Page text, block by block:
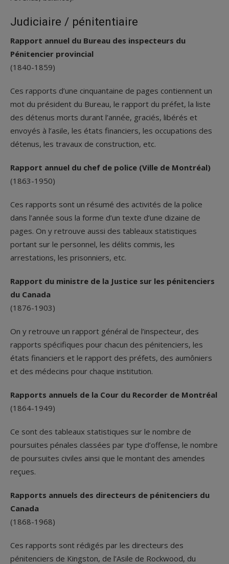
Judiciaire / pénitentiaire
Rapport annuel du Bureau des inspecteurs du
Pénitencier provincial
(1840-1859)
Ces rapports d’une cinquantaine de pages contiennent un
mot du président du Bureau, le rapport du préfet, la liste
des détenus morts durant l’année, graciés, libérés et
envoyés à l’asile, les états financiers, les occupations des
détenus, les travaux de construction, etc.
Rapport annuel du chef de police (Ville de Montréal)
(1863-1950)
Ces rapports sont un résumé des activités de la police
dans l’année sous la forme d’un texte d’une dizaine de
pages. On y retrouve aussi des tableaux statistiques
portant sur le personnel, les délits commis, les
arrestations, les prisonniers, etc.
Rapport du ministre de la Justice sur les pénitenciers
du Canada
(1876-1903)
On y retrouve un rapport général de l’inspecteur, des
rapports spécifiques pour chacun des pénitenciers, les
états financiers et le rapport des préfets, des aumôniers
et des médecins pour chaque institution.
Rapports annuels de la Cour du Recorder de Montréal
(1864-1949)
Ce sont des tableaux statistiques sur le nombre de
poursuites pénales classées par type d’offense, le nombre
de poursuites civiles ainsi que le montant des amendes
reçues.
Rapports annuels des directeurs de pénitenciers du
Canada
(1868-1968)
Ces rapports sont rédigés par les directeurs des
pénitenciers de Kingston, de l’Asile de Rockwood, du